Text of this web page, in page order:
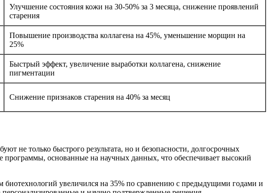
Улучшение состояния кожи на 30-50% за 3 месяца, снижение проявлений
старения
Повышение производства коллагена на 45%, уменьшение морщин на
25%
Быстрый эффект, увеличение выработки коллагена, снижение
пигментации
Снижение признаков старения на 40% за месяц
не только быстрого результата, но и безопасности, долгосрочных
основанные на научных данных, что обеспечивает высокий
биотехнологий увеличился на 35% по сравнению с предыдущими годами и